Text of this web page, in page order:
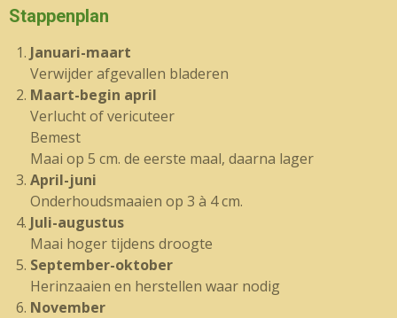
Stappenplan
Januari-maart
Verwijder afgevallen bladeren
Maart-begin april
Verlucht of vericuteer
Bemest
Maai op 5 cm. de eerste maal, daarna lager
April-juni
Onderhoudsmaaien op 3 à 4 cm.
Juli-augustus
Maai hoger tijdens droogte
September-oktober
Herinzaaien en herstellen waar nodig
November